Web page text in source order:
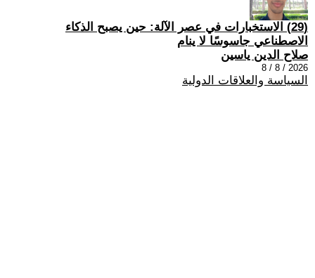
(29) الاستخبارات في عصر الآلة: حين يصبح الذكاء
الاصطناعي جاسوسًا لا ينام
صلاح الدين ياسين
2026 / 8 / 8
السياسة والعلاقات الدولية